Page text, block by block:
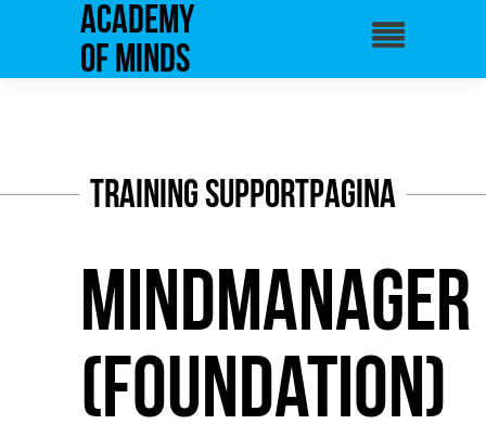
Academy
of Minds
Training supportpagina
MindManager
(Foundation)